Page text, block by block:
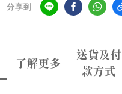
分享到
了解更多
送貨及付
款方式